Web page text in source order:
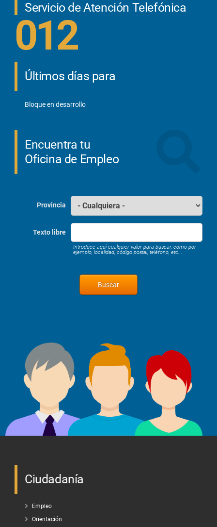
Servicio de Atención Telefónica
012
Últimos días para
Bloque en desarrollo
Encuentra tu
Oficina de Empleo
Provincia
Texto libre
Introduce aquí cualquier valor para buscar, como por
ejemplo, localidad, código postal, teléfono, etc...
Ciudadanía
Empleo
Orientación